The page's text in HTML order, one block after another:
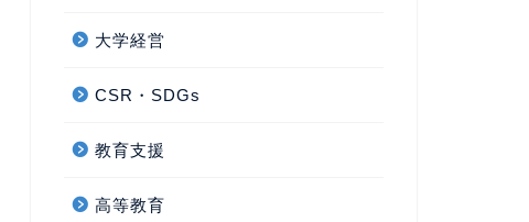
大学経営
CSR・SDGs
教育支援
高等教育